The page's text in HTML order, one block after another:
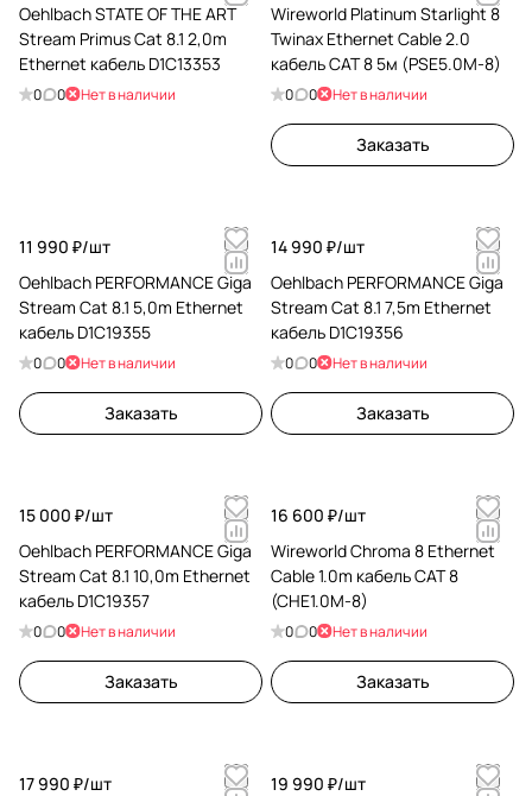
Oehlbach STATE OF THE ART
Stream Primus Cat 8.1 2,0m
Ethernet кабель D1C13353
0 0 Нет в наличии
Wireworld Platinum Starlight 8
Twinax Ethernet Cable 2.0
кабель CAT 8 5м (PSE5.0M-8)
0 0 Нет в наличии
Заказать
11 990 ₽/шт
Oehlbach PERFORMANCE Giga
Stream Cat 8.1 5,0m Ethernet
кабель D1C19355
0 0 Нет в наличии
Заказать
14 990 ₽/шт
Oehlbach PERFORMANCE Giga
Stream Cat 8.1 7,5m Ethernet
кабель D1C19356
0 0 Нет в наличии
Заказать
15 000 ₽/шт
Oehlbach PERFORMANCE Giga
Stream Cat 8.1 10,0m Ethernet
кабель D1C19357
0 0 Нет в наличии
Заказать
16 600 ₽/шт
Wireworld Chroma 8 Ethernet
Cable 1.0m кабель CAT 8
(CHE1.0M-8)
0 0 Нет в наличии
Заказать
17 990 ₽/шт
19 990 ₽/шт